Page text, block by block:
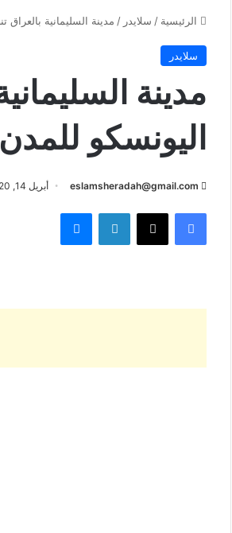
الرئيسية / سلايدر / مدينة السليمانية
سلايدر
مدينة
اليونسكو
eslamsheradah@gmail.com أبريل 14, 2020
فيسبوك لينكدإن